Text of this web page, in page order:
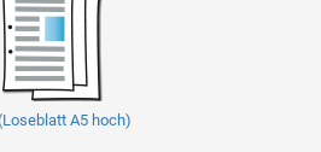
A5 hoch)